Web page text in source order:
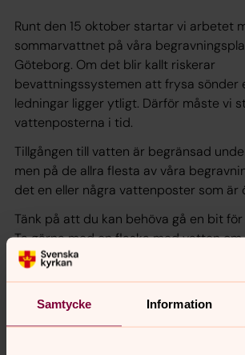
Samtycke Information
Runt den 15 oktober startar vi arbetet
sommarvattnet på våra
Göteborg. Om det blir kallt riskerar
bevattningssystemen att frysa sönder
ledningar ligger ytligt. Därför måste vi
vattenposterna i tid.
Tillgången till vatten är begränsad
men på de allra flesta av våra
det en eller några vattenposter som är
Tänk på att du kan behöva gå en bit
Ta gärna med en flaska med vatten
en vas.
I mitten av april börjar vi arbetet med
sommarvattenposterna igen, om